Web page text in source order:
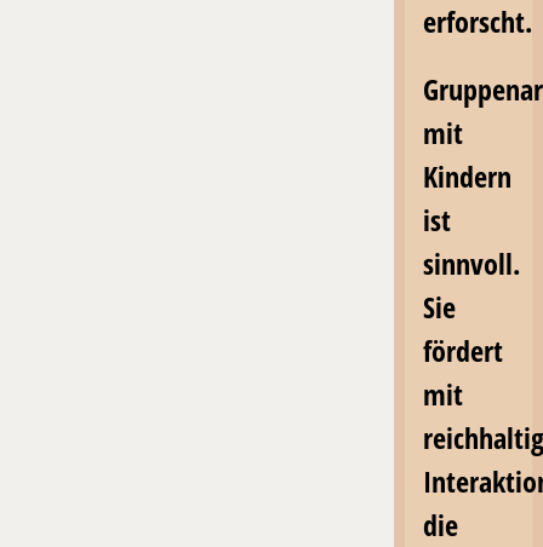
erforscht.
mit
Kindern
ist
sinnvoll.
Sie
fördert
mit
die